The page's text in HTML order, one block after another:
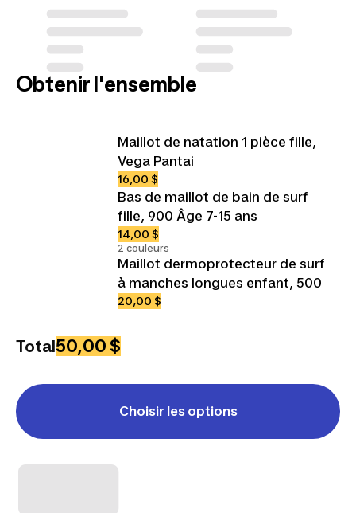
Obtenir l'ensemble
Maillot de natation 1 pièce fille,
Vega Pantai
16,00 $
Bas de maillot de bain de surf
fille, 900 Âge 7-15 ans
14,00 $
2 couleurs
Maillot dermoprotecteur de surf
à manches longues enfant, 500
20,00 $
Total50,00 $
Choisir les options